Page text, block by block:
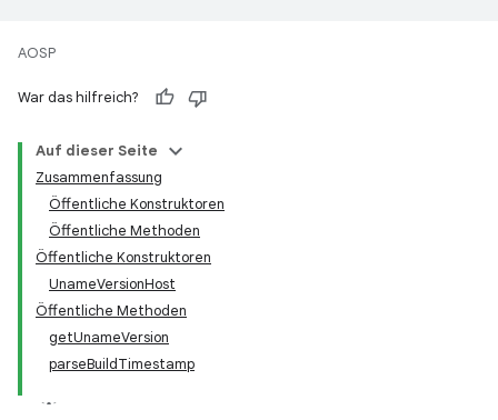
AOSP
War das hilfreich?
Auf dieser Seite
Zusammenfassung
Öffentliche Konstruktoren
Öffentliche Methoden
Öffentliche Konstruktoren
UnameVersionHost
Öffentliche Methoden
getUnameVersion
parseBuildTimestamp